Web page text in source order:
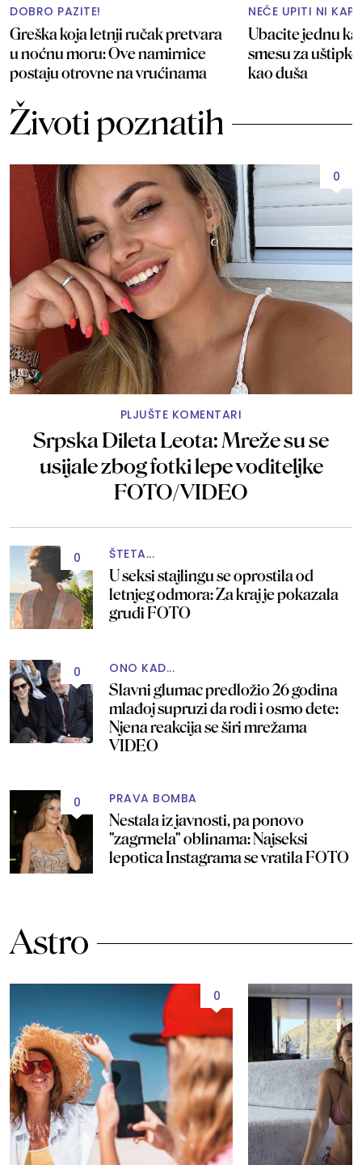
DOBRO PAZITE!
Greška koja letnji ručak pretvara
u noćnu moru: Ove namirnice
postaju otrovne na vrućinama
NEĆE UPITI NI KAP
Ubacite jednu
smesu za
kao duša
Životi poznatih
0
PLJUŠTE KOMENTARI
Srpska Dileta Leota: Mreže su se
usijale zbog fotki lepe voditeljke
FOTO/VIDEO
0 ŠTETA...
U seksi stajlingu se oprostila od
letnjeg odmora: Za kraj je pokazala
grudi FOTO
0 ONO KAD...
Slavni glumac predložio 26 godina
mlađoj supruzi da rodi i osmo dete:
Njena reakcija se širi mrežama
VIDEO
0 PRAVA BOMBA
Nestala iz javnosti, pa ponovo
"zagrmela" oblinama: Najseksi
lepotica Instagrama se vratila FOTO
Astro
0